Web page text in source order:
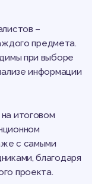
–
предмета.
при выборе
информации
итоговом
с самыми
благодаря
проекта.